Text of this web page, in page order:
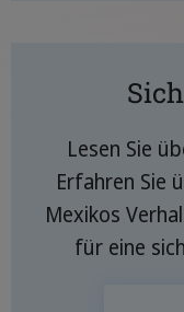
Lesen Sie
Erfahren Sie
Mexikos
für eine